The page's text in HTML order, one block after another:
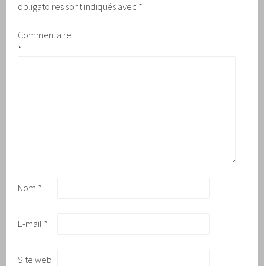
obligatoires sont indiqués avec *
Commentaire
*
Nom *
E-mail *
Site web